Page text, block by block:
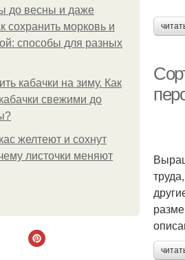
до весны и даже
сохранить морковь и
способы для разных
кабачки на зиму. Как
свежими до
желтеют и сохнут
листочки меняют